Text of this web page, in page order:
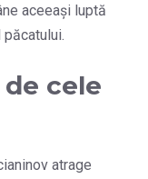
aceeași luptă
cele
atrage